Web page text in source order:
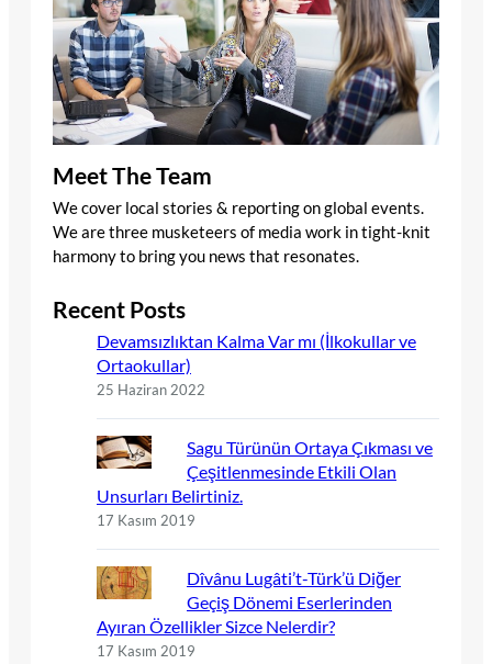
Meet The Team
We cover local stories & reporting on global events.
We are three musketeers of media work in tight-knit
harmony to bring you news that resonates.
Recent Posts
Devamsızlıktan Kalma Var mı (İlkokullar ve
Ortaokullar)
25 Haziran 2022
Sagu Türünün Ortaya Çıkması ve
Çeşitlenmesinde Etkili Olan
Unsurları Belirtiniz.
17 Kasım 2019
Dîvânu Lugâti’t-Türk’ü Diğer
Geçiş Dönemi Eserlerinden
Ayıran Özellikler Sizce Nelerdir?
17 Kasım 2019